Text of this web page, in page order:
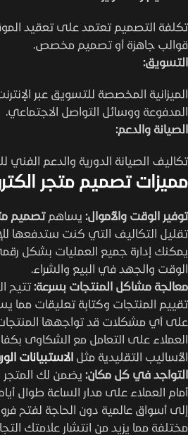
تكلفة التصميم تعتمد على تعقيد
قوالب جاهزة أو تصميم مخصص.
التسويق:
الميزانية المخصصة للتسويق عبر
المدفوعة ووسائل التواصل الاجتماعي.
الصيانة والدعم:
تكاليف الصيانة الدورية والدعم الفني
مميزات تصميم متجر
توفير الوقت والأموال: يساهمتصميم
تقليل التكاليف التي كنت ستدفعها
يمكنك إدارة جميع العمليات بشكل
الوقت والجهد في البيع والشراء.
معالجة مشاكل المنتجات بسرعة: تتيح
تقييم المنتجات وكتابة تعليقات مما
على أي مشكلات قد تواجهها
العملاء على التعامل مع الشكاوى
الأساليب التقليدية مثل الاستبيانات
التواجد في كل مكان: يضمن لك المتجر
أمام العملاء على مدار الساعة طوال
إلى أسواق عالمية دون الحاجة لفتح
مختلفة مما يزيد من انتشار علامتك